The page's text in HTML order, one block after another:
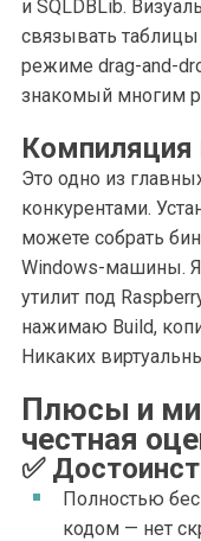
и SQLDBLib.
связывать
режиме drag-and-
знакомый многим
Компиляция
Это одно из
конкурентами.
можете собрать
Windows-машины. Я
утилит под
нажимаю Build,
Никаких
Плюсы и
честная
✅
Полностью
кодом — нет